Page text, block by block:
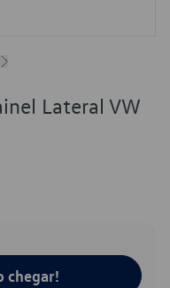
Lateral VW
chegar!